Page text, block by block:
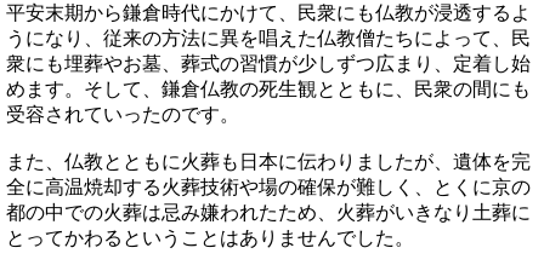
平安末期から鎌倉時代にかけて、民衆にも仏教が浸透するよ
うになり、従来の方法に異を唱えた仏教僧たちによって、民
衆にも埋葬やお墓、葬式の習慣が少しずつ広まり、定着し始
めます。そして、鎌倉仏教の死生観とともに、民衆の間にも
受容されていったのです。
また、仏教とともに火葬も日本に伝わりましたが、遺体を完
全に高温焼却する火葬技術や場の確保が難しく、とくに京の
都の中での火葬は忌み嫌われたため、火葬がいきなり土葬に
とってかわるということはありませんでした。